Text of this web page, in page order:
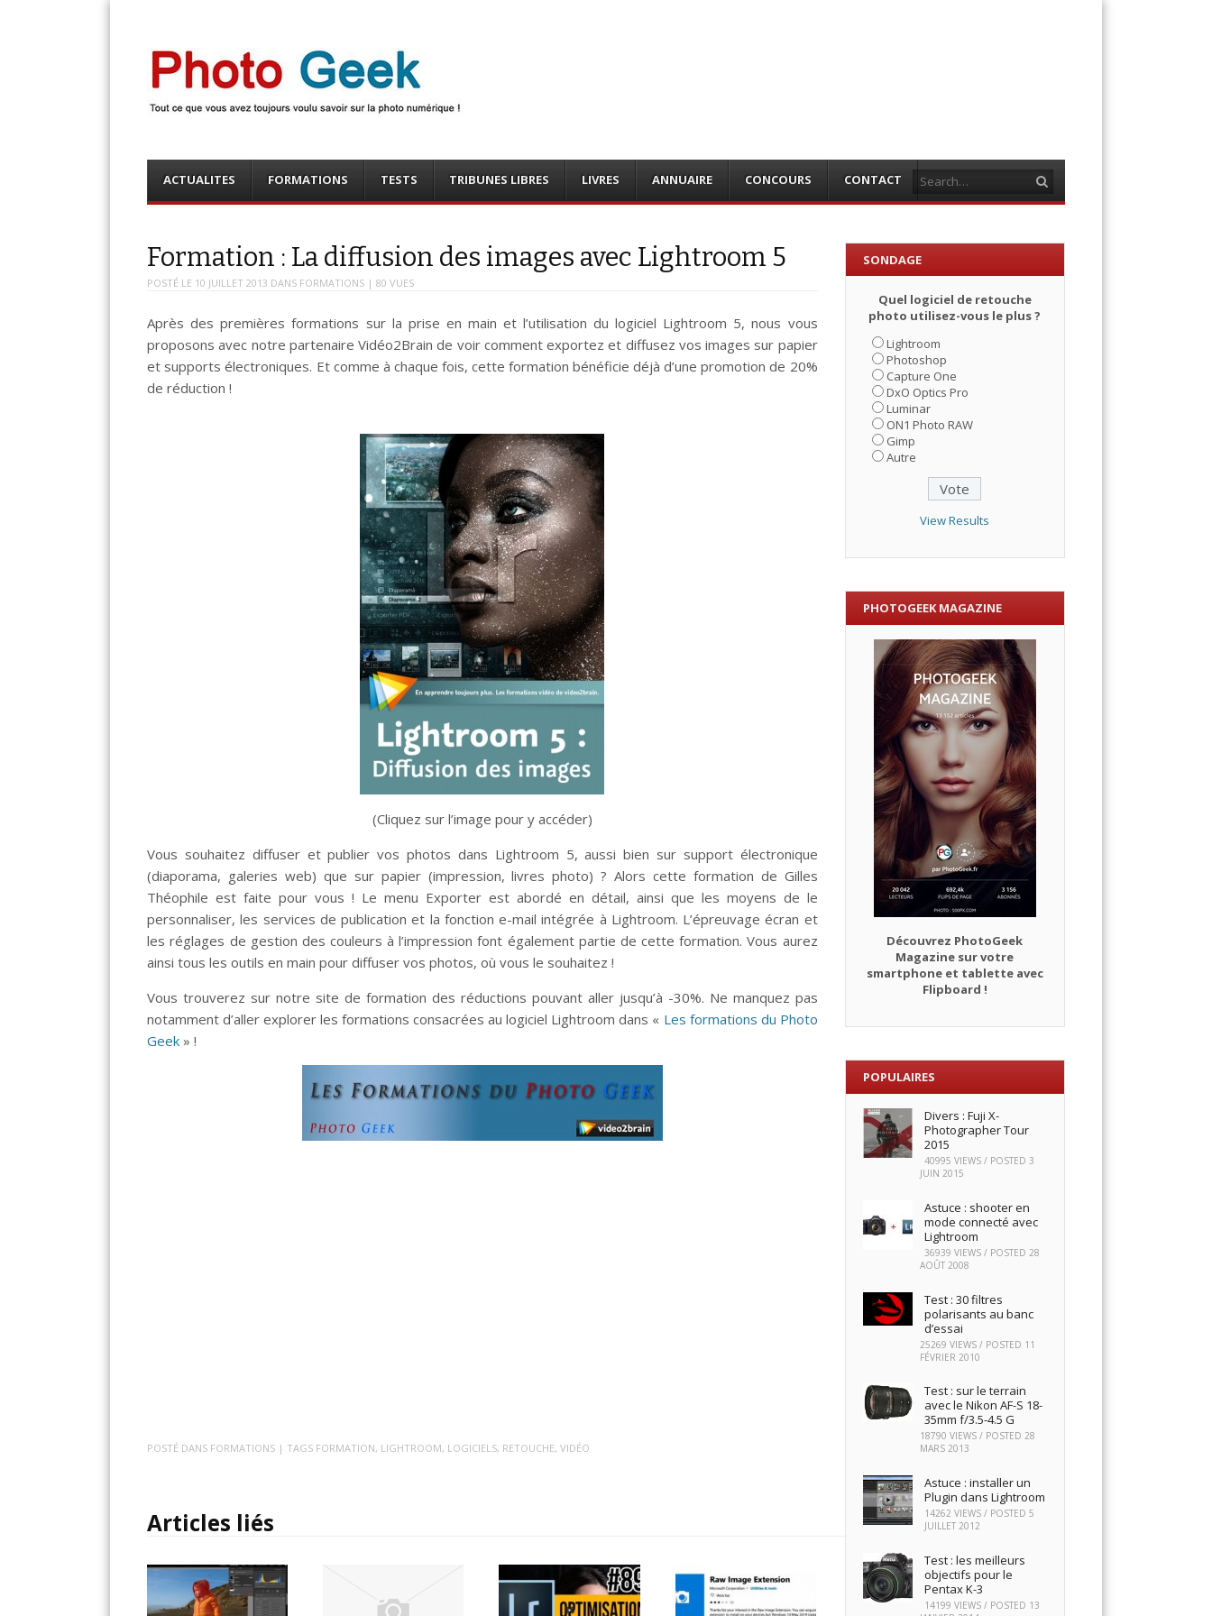
Photo Geek
Menu
content
ACTUALITES FORMATIONS TESTS TRIBUNES LIBRES LIVRES ANNUAIRE CONCOURS CONTACT
Formation : La diffusion des images avec Lightroom 5
POSTÉ LE 10 JUILLET 2013 DANS FORMATIONS | 80 VUES
Après des premières formations sur la prise en main et l’utilisation du logiciel Lightroom 5, nous vous
proposons avec notre partenaire Vidéo2Brain de voir comment exportez et diffusez vos images sur papier
et supports électroniques. Et comme à chaque fois, cette formation bénéficie déjà d’une promotion de 20%
de réduction !
(Cliquez sur l’image pour y accéder)
Vous souhaitez diffuser et publier vos photos dans Lightroom 5, aussi bien sur support électronique
(diaporama, galeries web) que sur papier (impression, livres photo) ? Alors cette formation de Gilles
Théophile est faite pour vous ! Le menu Exporter est abordé en détail, ainsi que les moyens de le
personnaliser, les services de publication et la fonction e-mail intégrée à Lightroom. L’épreuvage écran et
les réglages de gestion des couleurs à l’impression font également partie de cette formation. Vous aurez
ainsi tous les outils en main pour diffuser vos photos, où vous le souhaitez !
Vous trouverez sur notre site de formation des réductions pouvant aller jusqu’à -30%. Ne manquez pas
notamment d’aller explorer les formations consacrées au logiciel Lightroom dans « Les formations du Photo
Geek » !
POSTÉ DANS FORMATIONS | TAGS FORMATION, LIGHTROOM, LOGICIELS, RETOUCHE,VIDÉO
Articles liés
SONDAGE
Quel logiciel de retouche
photo utilisez-vous le plus ?
Lightroom
Photoshop
Capture One
DxO Optics Pro
Luminar
ON1 Photo RAW
Gimp
Autre
View Results
PHOTOGEEK MAGAZINE
Découvrez PhotoGeek
Magazine sur votre
smartphone et tablette avec
Flipboard !
POPULAIRES
Divers : Fuji X-
Photographer Tour
2015
40995 VIEWS / POSTED3
JUIN 2015
Astuce : shooter en
mode connecté avec
Lightroom
36939 VIEWS / POSTED28
AOÛT 2008
Test : 30 filtres
polarisants au banc
d’essai
25269 VIEWS / POSTED 11
FÉVRIER 2010
Test : sur le terrain
avec le Nikon AF-S 18-
35mm f/3.5-4.5 G
18790 VIEWS / POSTED28
MARS 2013
Astuce : installer un
Plugin dans Lightroom
14262 VIEWS / POSTED5
JUILLET 2012
Test : les meilleurs
objectifs pour le
Pentax K-3
14199 VIEWS / POSTED 13